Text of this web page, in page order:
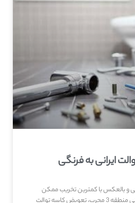
ایرانی به فرنگی
و بالعکس با کمترین تخریب ممکن
توسط تعمیرکار توالت فرنگی منطقه 3 مجرب، تعویض کاسه توالت